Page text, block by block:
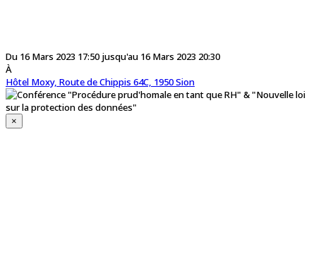
Du 16 Mars 2023 17:50 jusqu'au 16 Mars 2023 20:30
À
Hôtel Moxy, Route de Chippis 64C, 1950 Sion
×